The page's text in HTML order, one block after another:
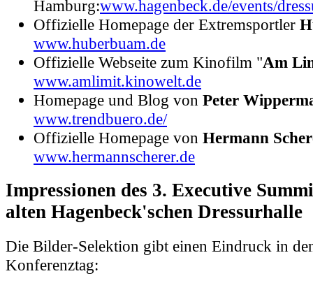
Hamburg:www.hagenbeck.de/events/
Offizielle Homepage der Extremsportler
www.huberbuam.de
Offizielle Webseite zum Kinofilm "Am
www.amlimit.kinowelt.de
Homepage und Blog von Peter
www.trendbuero.de/
Offizielle Homepage von Hermann
www.hermannscherer.de
Impressionen des 3. Executive
alten Hagenbeck'schen Dressurhalle
Die Bilder-Selektion gibt einen Eindruck in
Konferenztag: